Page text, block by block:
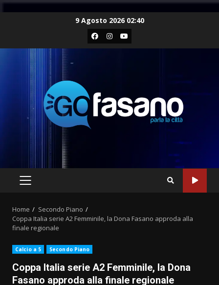
9 Agosto 2026 02:40
Facebook
Instagram
Youtube
PRIMARY
Home
Secondo Piano
Coppa Italia serie A2 Femminile, la Dona Fasano approda alla
finale regionale
Calcio a 5 Secondo Piano
Coppa Italia serie A2 Femminile, la Dona
Fasano approda alla finale regionale